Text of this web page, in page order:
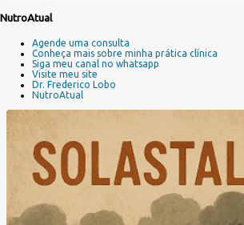
g
NutroAtual
Agende uma consulta
Conheça mais sobre minha prática clínica
Siga meu canal no whatsapp
Visite meu site
Dr. Frederico Lobo
NutroAtual